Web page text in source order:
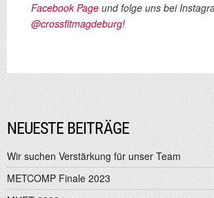
Facebook Page und folge uns bei
@crossfitmagdeburg!
NEUESTE BEITRÄGE
Wir suchen Verstärkung für unser Team
METCOMP Finale 2023